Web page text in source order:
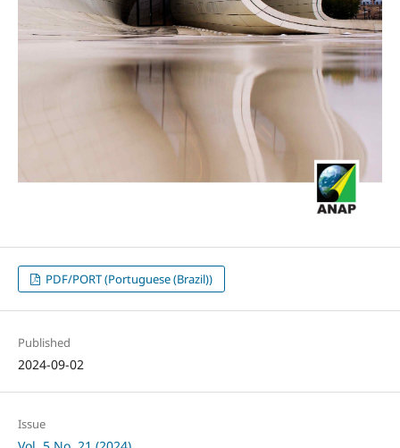
PDF/PORT (Portuguese (Brazil))
Published
2024-09-02
Issue